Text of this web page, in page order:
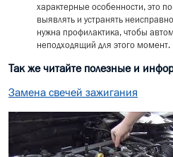
характерные особенности, это
выявлять и устранять
нужна профилактика, чтобы
неподходящий для этого момент.
Так же читайте полезные и
Замена свечей зажигания